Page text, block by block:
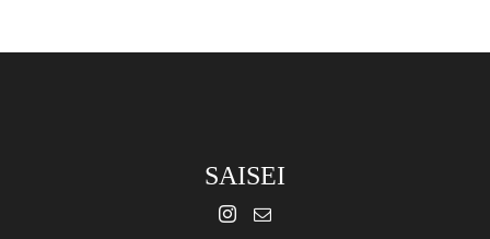
SAISEI